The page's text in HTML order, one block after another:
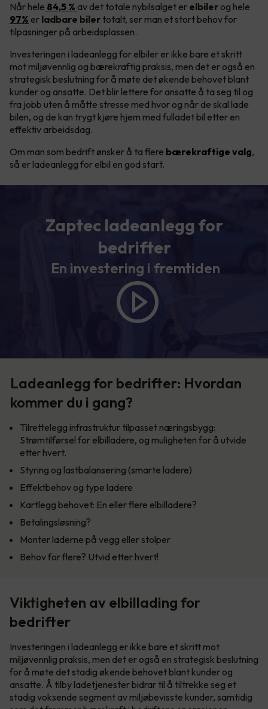
Når hele 84,5 % av det totale nybilsalget er elbiler og hele
97% er ladbare biler totalt, ser man et stort behov for
tilpasninger på arbeidsplassen.
Investeringen i ladeanlegg for elbiler er ikke bare et skritt
mot miljøvennlig og bærekraftig praksis, men det er også en
strategisk beslutning for å møte det økende behovet blant
kunder og ansatte. Det blir lettere for ansatte å ta seg til og
fra jobb uten å måtte stresse med hvor og når de skal lade
bilen, og de kan trygt kjøre hjem med fulladet bil etter en
effektiv arbeidsdag.
Om man som bedrift ønsker å ta flere bærekraftige valg,
så er ladeanlegg for elbil en god start.
Zaptec ladeanlegg for
bedrifter
En investering i fremtiden
Ladeanlegg for bedrifter: Hvordan
kommer du i gang?
Tilrettelegg infrastruktur tilpasset næringsbygg:
Strømtilførsel for elbilladere, og muligheten for å utvide
etter hvert.
Styring og lastbalansering (smarte ladere)
Effektbehov og type ladere
Kartlegg behovet: En eller flere elbilladere?
Betalingsløsning?
Monter laderne på vegg eller stolper
Behov for flere? Utvid etter hvert!
Viktigheten av elbillading for
bedrifter
Investeringen i ladeanlegg er ikke bare et skritt mot
miljøvennlig praksis, men det er også en strategisk beslutning
for å møte det stadig økende behovet blant kunder og
ansatte. Å tilby ladetjenester bidrar til å tiltrekke seg et
stadig voksende segment av miljøbevisste kunder, samtidig